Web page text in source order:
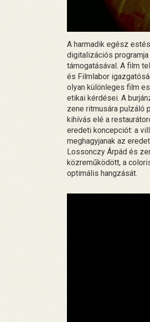
A harmadik egész
digitalizációs
támogatásával. A film
és Filmlabor
olyan különleges film
etikai kérdései. A
zene ritmusára pulzáló
kihívás elé a
eredeti koncepciót: a
meghagyjanak az
Lossonczy Árpád és
közreműködött, a
optimális hangzását.